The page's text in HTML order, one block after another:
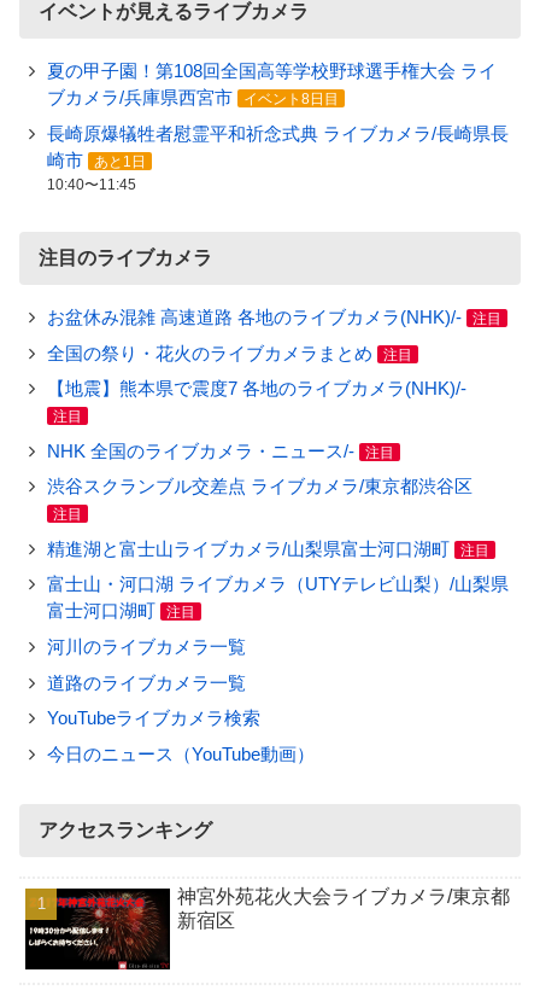
イベントが見えるライブカメラ
夏の甲子園！第108回全国高等学校野球選手権大会 ライ
ブカメラ/兵庫県西宮市
イベント8日目
長崎原爆犠牲者慰霊平和祈念式典 ライブカメラ/長崎県長
崎市
あと1日
10:40〜11:45
注目のライブカメラ
お盆休み混雑 高速道路 各地のライブカメラ(NHK)/- 注目
全国の祭り・花火のライブカメラまとめ 注目
【地震】熊本県で震度7 各地のライブカメラ(NHK)/-
注目
NHK 全国のライブカメラ・ニュース/- 注目
渋谷スクランブル交差点 ライブカメラ/東京都渋谷区
注目
精進湖と富士山ライブカメラ/山梨県富士河口湖町 注目
富士山・河口湖 ライブカメラ（UTYテレビ山梨）/山梨県
富士河口湖町
注目
河川のライブカメラ一覧
道路のライブカメラ一覧
YouTubeライブカメラ検索
今日のニュース（YouTube動画）
アクセスランキング
神宮外苑花火大会ライブカメラ/東京都
新宿区